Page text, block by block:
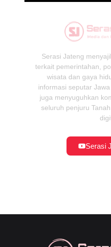
Serasi Jateng
terkait pemerintahan,
wisata dan gaya
informasi seputar
juga menyuguhkan
seluruh penjuru
Serasi